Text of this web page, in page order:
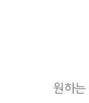
원하